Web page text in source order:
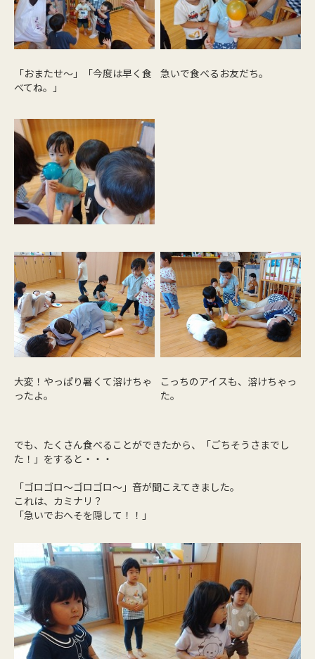
「おまたせ～」「今度は早く食
べてね。」
急いで食べるお友だち。
大変！やっぱり暑くて溶けちゃ
ったよ。
こっちのアイスも、溶けちゃっ
た。
でも、たくさん食べることができたから、「ごちそうさまでし
た！」をすると・・・
「ゴロゴロ～ゴロゴロ～」音が聞こえてきました。
これは、カミナリ？
「急いでおへそを隠して！！」